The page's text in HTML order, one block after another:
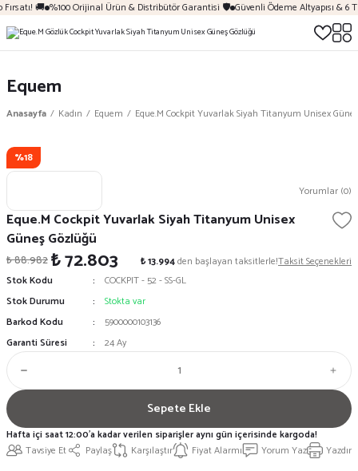
🚚 %100 Orijinal Ürün & Distribütör Garantisi 🛡️ Güvenli Ödeme Altyapısı & 6
Equem
Anasayfa Kadın Equem Eque.M Cockpit Yuvarlak Siyah Titanyum Unisex
%18
Yorumlar (0)
Eque.M Cockpit Yuvarlak Siyah Titanyum Unisex
Güneş Gözlüğü
₺ 88.982₺ 72.803 ₺ 13.994den başlayan taksitlerle!Taksit Seçenekleri
Stok Kodu
COCKPIT - 52 - SS-GL
Stok Durumu
Stokta var
Barkod Kodu
5900000103136
Garanti Süresi
24 Ay
Sepete Ekle
Tavsiye Et Paylaş Karşılaştır Fiyat Alarmı Yorum Yaz Yazdır
Hafta içi saat 12:00'a kadar verilen siparişler aynı gün içerisinde kargoda!